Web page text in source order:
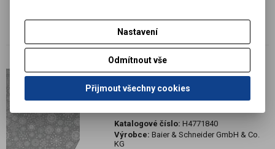
zlatá
300g/m2
Není na skladě
10 ks Karton 50x70 300g
vločky,stříbrný
Katalogové číslo: H4771840
Výrobce: Baier & Schneider GmbH & Co.
KG
Nastavení
Odmítnout vše
Přijmout všechny cookies